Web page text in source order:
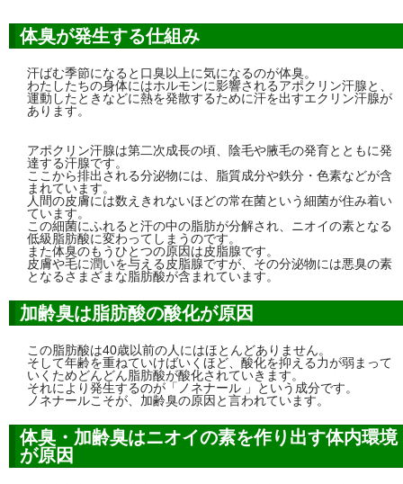
体臭が発生する仕組み
汗ばむ季節になると口臭以上に気になるのが体臭。
わたしたちの身体にはホルモンに影響されるアポクリン汗腺と、
運動したときなどに熱を発散するために汗を出すエクリン汗腺が
あります。
アポクリン汗腺は第二次成長の頃、陰毛や腋毛の発育とともに発
達する汗腺です。
ここから排出される分泌物には、脂質成分や鉄分・色素などが含
まれています。
人間の皮膚には数えきれないほどの常在菌という細菌が住み着い
ています。
この細菌にふれると汗の中の脂肪が分解され、ニオイの素となる
低級脂肪酸に変わってしまうのです。
また体臭のもうひとつの原因は皮脂腺です。
皮膚や毛に潤いを与える皮脂腺ですが、その分泌物には悪臭の素
となるさまざまな脂肪酸が含まれています。
加齢臭は脂肪酸の酸化が原因
この脂肪酸は40歳以前の人にはほとんどありません。
そして年齢を重ねていけばいくほど、酸化を抑える力が弱まって
いくためどんどん脂肪酸が酸化されていきます。
それにより発生するのが「ノネナール 」という成分です。
ノネナールこそが、加齢臭の原因と言われています。
体臭・加齢臭はニオイの素を作り出す体内環境
が原因